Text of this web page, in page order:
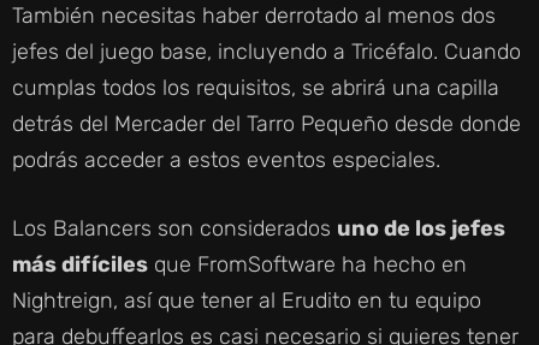
También necesitas haber derrotado al menos dos
jefes del juego base, incluyendo a Tricéfalo. Cuando
cumplas todos los requisitos, se abrirá una capilla
detrás del Mercader del Tarro Pequeño desde donde
podrás acceder a estos eventos especiales.
Los Balancers son considerados uno de los jefes
más difíciles que FromSoftware ha hecho en
Nightreign, así que tener al Erudito en tu equipo
para debuffearlos es casi necesario si quieres tener